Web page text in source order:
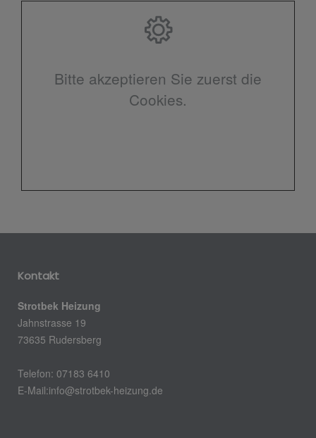
Bitte akzeptieren Sie zuerst die
Cookies.
Kontakt
Strotbek Heizung
Jahnstrasse 19
73635 Rudersberg
Telefon: 07183 6410
E-Mail:info@strotbek-heizung.de